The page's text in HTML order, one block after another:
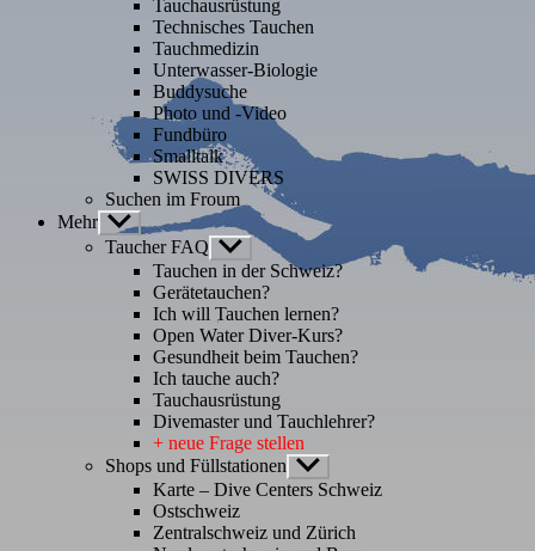
Tauchausrüstung
Technisches Tauchen
Tauchmedizin
Unterwasser-Biologie
Buddysuche
Photo und -Video
Fundbüro
Smalltalk
SWISS DIVERS
Suchen im Froum
Mehr Untermenü
anzeigen
Taucher FAQ Untermenü
anzeigen
Tauchen in der Schweiz?
Gerätetauchen?
Ich will Tauchen lernen?
Open Water Diver-Kurs?
Gesundheit beim Tauchen?
Ich tauche auch?
Tauchausrüstung
Divemaster und Tauchlehrer?
+ neue Frage stellen
Shops und Füllstationen Untermenü
anzeigen
Karte – Dive Centers Schweiz
Ostschweiz
Zentralschweiz und Zürich